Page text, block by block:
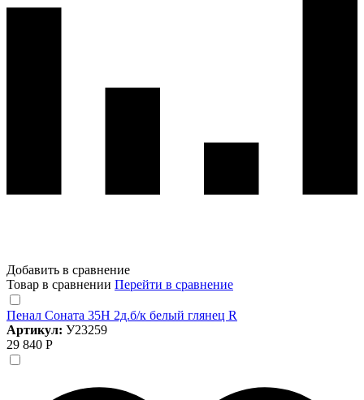
Добавить в сравнение
Товар в сравнении Перейти в сравнение
Пенал Соната 35Н 2д.б/к белый глянец R
Артикул: У23259
29 840 Р